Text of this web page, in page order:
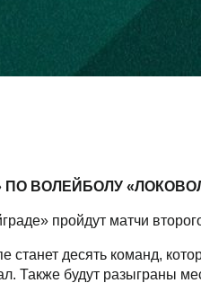
ВОЛЕЙБОЛУ
пройдут матчи
станет десять команд,
Также будут разыграны